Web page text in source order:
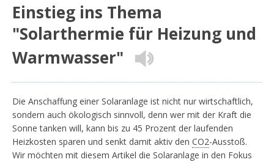
Einstieg ins Thema
"Solarthermie für Heizung und
Warmwasser"
Die Anschaffung einer Solaranlage ist nicht nur wirtschaftlich,
sondern auch ökologisch sinnvoll, denn wer mit der Kraft die
Sonne tanken will, kann bis zu 45 Prozent der laufenden
Heizkosten sparen und senkt damit aktiv den CO2-Ausstoß.
Wir möchten mit diesem Artikel die Solaranlage in den Fokus